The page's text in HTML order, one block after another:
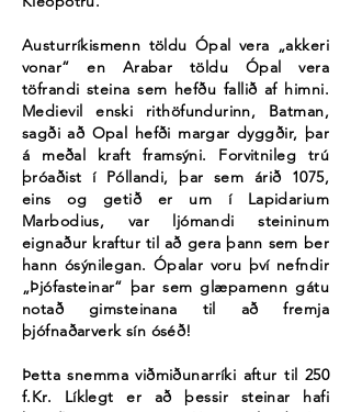
Austurríkismenn töldu Ópal vera „akkeri
vonar“ en Arabar töldu Ópal vera
töfrandi steina sem hefðu fallið af himni.
Medievil enski rithöfundurinn, Batman,
sagði að Opal hefði margar dyggðir, þar
á meðal kraft framsýni. Forvitnileg trú
þróaðist í Póllandi, þar sem árið 1075,
eins og getið er um í Lapidarium
Marbodius, var ljómandi steininum
eignaður kraftur til að gera þann sem ber
hann ósýnilegan. Ópalar voru því nefndir
„Þjófasteinar“ þar sem glæpamenn gátu
notað gimsteinana til að fremja
þjófnaðarverk sín óséð!
Þetta snemma viðmiðunarríki aftur til 250
f.Kr. Líklegt er að þessir steinar hafi